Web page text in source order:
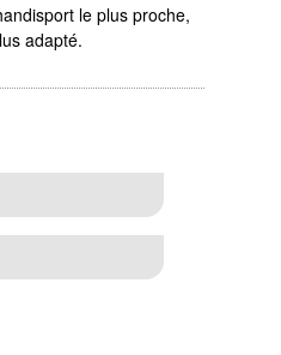
le plus proche,
adapté.